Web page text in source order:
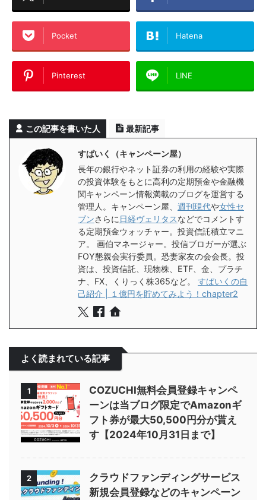
Pocket Hatena
Pinterest LINE
この記事を書いた人 最新記事
すぱいく（キャンペーン屋）
長年の銀行やネット証券の利用の経験や実際
の投資体験をもとに高利の定期預金や金融機
関キャンペーン情報満載のブログを運営する
管理人。キャンペーン屋、 週刊現代や女性セ
ブンさらに 日経ヴェリタスなどでコメントす
る定期預金ウォッチャー。投資信託積立マニ
ア。 画伯マネージャー。投信ブロガーが選ぶ
FOY懇親会実行委員。恐妻家友の会会長。投
資は、投資信託、現物株、ETF、金、プラチ
ナ、FX、くりっく株365など。 すぱいくの自
己紹介 | １億円を貯めてみよう！chapter2
よく読まれている記事
1
COZUCHI無料会員登録キャンペ
ーンは当ブログ限定でAmazonギ
フト券が最大50,500円分が貰え
す【2024年10月31日まで】
2
クラウドファンディングサービス
新規会員登録などのキャンペーン